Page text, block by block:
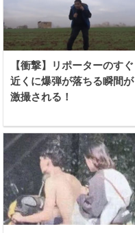
【衝撃】リポーターのすぐ
近くに爆弾が落ちる瞬間が
激撮される！